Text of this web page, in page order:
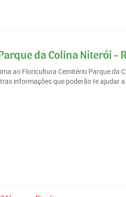
da Colina Niterói -
ao Floricultura Cemitério Parque da
informações que poderão te ajudar